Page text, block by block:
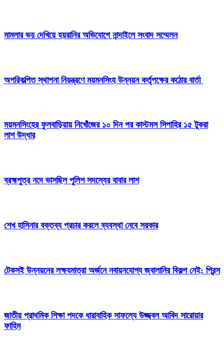
মামলার ভয় দেখিয়ে হয়রানির অভিযোগে নান্দাইলে সংবাদ সম্মেলন
অপরিকল্পিত স্থাপনা নিয়ন্ত্রণে ময়মনসিংহ উন্নয়ন কর্তৃপক্ষের কঠোর বার্তা
ময়মনসিংহের ফুলবাড়িয়ায় নিখোঁজের ১০ দিন পর কাস্টমস সিপাহির ১৫ টুকরা
লাশ উদ্ধার
ব্রহ্মপুত্র নদে ভাসছিল পুলিশ সদস্যের বাবার লাশ
শেখ হাসিনার বক্তব্য প্রচার করলে ব্যবস্থা নেবে সরকার
টেকসই উন্নয়নের লক্ষ্যমাত্রা অর্জনে নবায়নযোগ্য জ্বালানির বিকল্প নেই: প্রিন্স
জাতীয় প্রাথমিক শিক্ষা পদকে ধারাবাহিক সাফল্যে উজ্জ্বল আবিদ সারোয়ার
ফাহিম